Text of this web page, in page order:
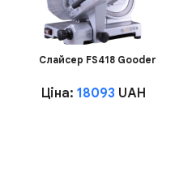
Слайсер FS418 Gooder
Ціна: 18093 UAH